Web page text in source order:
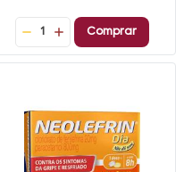
1 Comprar